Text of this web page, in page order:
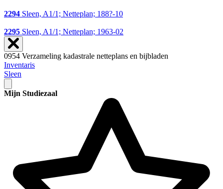
2294 Sleen, A1/1; Netteplan; 188?-10
2295 Sleen, A1/1; Netteplan; 1963-02
0954 Verzameling kadastrale netteplans en bijbladen
Inventaris
Sleen
Mijn Studiezaal